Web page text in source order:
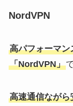
NordVPN
高パフォーマン
「NordVPN」
高速通信なが